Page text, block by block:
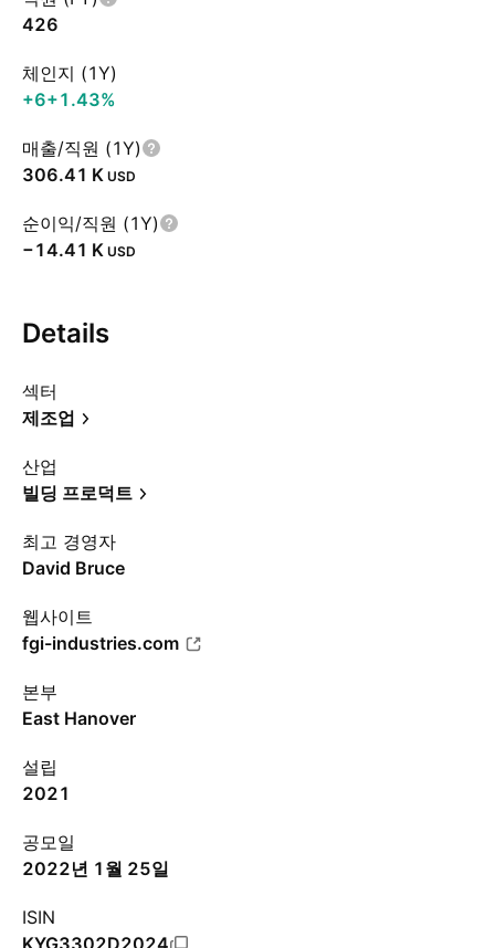
426
체인지 (1Y)
+6+1.43%
매출/직원 (1Y)
‪306.41 K‬ USD
순이익/직원 (1Y)
‪−14.41 K‬ USD
Details
섹터
제조업
산업
빌딩 프로덕트
최고 경영자
David Bruce
웹사이트
fgi-industries.com
본부
East Hanover
설립
2021
공모일
2022년 1월 25일
ISIN
KYG3302D2024